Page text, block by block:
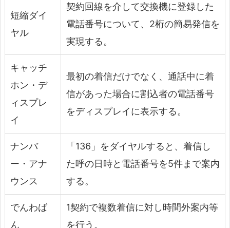
短縮ダイ
ヤル
契約回線を介して交換機に登録した
電話番号について、2桁の簡易発信を
実現する。
キャッチ
ホン・デ
ィスプレ
イ
最初の着信だけでなく、通話中に着
信があった場合に割込者の電話番号
をディスプレイに表示する。
ナンバ
ー・アナ
ウンス
「136」をダイヤルすると、着信し
た呼の日時と電話番号を5件まで案内
する。
でんわば
ん
1契約で複数着信に対し時間外案内等
を行う。